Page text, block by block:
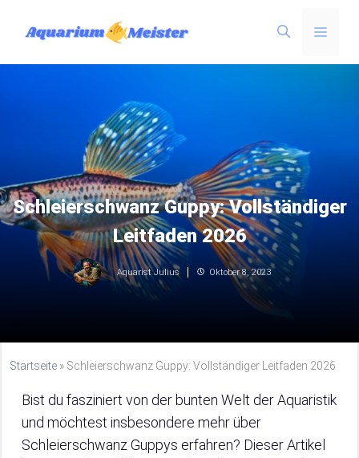
Inhalt
Menü
Schleierschwanz Guppy: Vollständiger
Leitfaden 2026
Aquarist Julius Oktober 8, 2023
Startseite » Schleierschwanz Guppy: Vollständiger Leitfaden 2026
Bist du fasziniert von der bunten Welt der Aquaristik
und möchtest insbesondere mehr über
Schleierschwanz Guppys erfahren? Dieser Artikel